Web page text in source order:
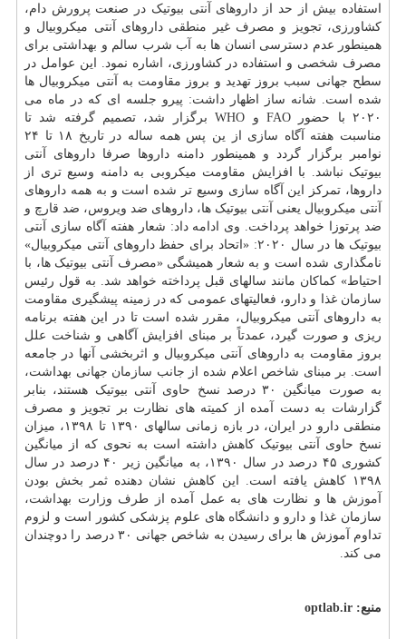
استفاده بیش از حد از داروهای آنتی بیوتیک در صنعت پرورش دام،
کشاورزی، تجویز و مصرف غیر منطقی داروهای آنتی میکروبیال و
همینطور عدم دسترسی انسان ها به آب شرب سالم و بهداشتی برای
مصرف شخصی و استفاده در کشاورزی، اشاره نمود. این عوامل در
سطح جهانی سبب بروز تهدید و بروز مقاومت به آنتی میکروبیال ها
شده است. شانه ساز اظهار داشت: پیرو جلسه ای که در ماه می
۲۰۲۰ با حضور FAO و WHO برگزار شد، تصمیم گرفته شد تا
مناسبت هفته آگاه سازی از ین پس همه ساله در تاریخ ۱۸ تا ۲۴
نوامبر برگزار گردد و همینطور دامنه داروها صرفا داروهای آنتی
بیوتیک نباشد. با افزایش مقاومت میکروبی به دامنه وسیع تری از
داروها، تمرکز این آگاه سازی وسیع تر شده است و به همه داروهای
آنتی میکروبیال یعنی آنتی بیوتیک ها، داروهای ضد ویروس، ضد قارچ و
ضد پرتوزا خواهد پرداخت. وی ادامه داد: شعار هفته آگاه سازی آنتی
بیوتیک ها در سال ۲۰۲۰: «اتحاد برای حفظ داروهای آنتی میکروبیال»
نامگذاری شده است و به شعار همیشگی «مصرف آنتی بیوتیک ها، با
احتیاط» کماکان مانند سالهای قبل پرداخته خواهد شد. به قول رئیس
سازمان غذا و دارو، فعالیتهای عمومی که در زمینه پیشگیری مقاومت
به داروهای آنتی میکروبیال، مقرر شده است تا در این هفته برنامه
ریزی و صورت گیرد، عمدتاً بر مبنای افزایش آگاهی و شناخت علل
بروز مقاومت به داروهای آنتی میکروبیال و اثربخشی آنها در جامعه
است. بر مبنای شاخص اعلام شده از جانب سازمان جهانی بهداشت،
به صورت میانگین ۳۰ درصد نسخ حاوی آنتی بیوتیک هستند، بنابر
گزارشات به دست آمده از کمیته های نظارت بر تجویز و مصرف
منطقی دارو در ایران، در بازه زمانی سالهای ۱۳۹۰ تا ۱۳۹۸، میزان
نسخ حاوی آنتی بیوتیک کاهش داشته است به نحوی که از میانگین
کشوری ۴۵ درصد در سال ۱۳۹۰، به میانگین زیر ۴۰ درصد در سال
۱۳۹۸ کاهش یافته است. این کاهش نشان دهنده ثمر بخش بودن
آموزش ها و نظارت های به عمل آمده از طرف وزارت بهداشت،
سازمان غذا و دارو و دانشگاه های علوم پزشکی کشور است و لزوم
تداوم آموزش ها برای رسیدن به شاخص جهانی ۳۰ درصد را دوچندان
می کند.
منبع: optlab.ir